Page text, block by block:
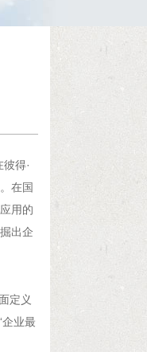
得·
在国
用的
出企
定义
业最